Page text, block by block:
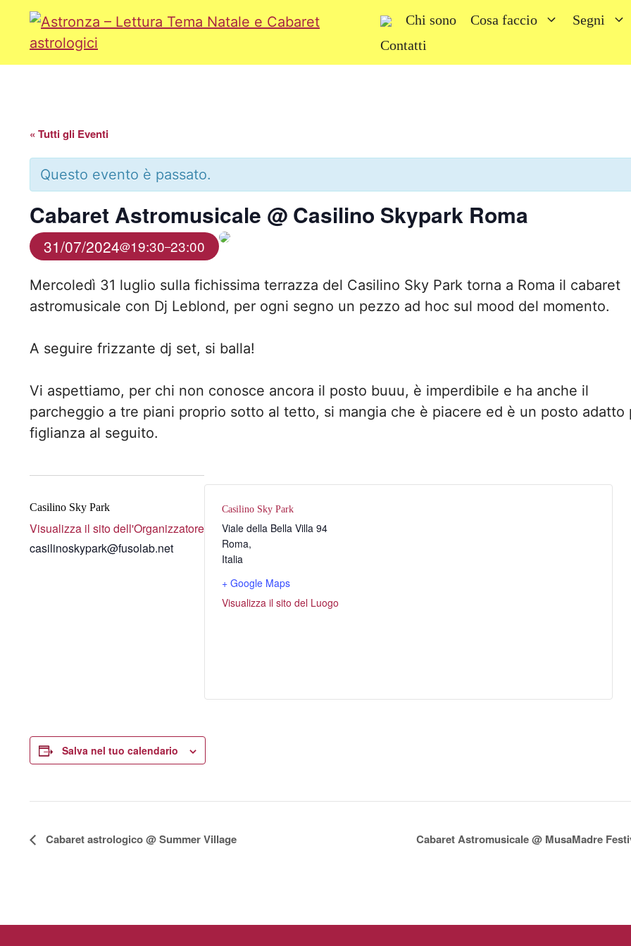
contenuto
Chi sono Cosa faccio
Segni
Contatti
« Tutti gli Eventi
Questo evento è passato.
Cabaret Astromusicale @ Casilino Skypark Roma
31/07/2024@19:30–23:00
Mercoledì 31 luglio sulla fichissima terrazza del Casilino Sky Park torna a Roma il cabaret
astromusicale con Dj Leblond, per ogni segno un pezzo ad hoc sul mood del momento.
A seguire frizzante dj set, si balla!
Vi aspettiamo, per chi non conosce ancora il posto buuu, è imperdibile e ha anche il
parcheggio a tre piani proprio sotto al tetto, si mangia che è piacere ed è un posto adatto
figlianza al seguito.
Casilino Sky Park
Visualizza il sito dell'Organizzatore
casilinoskypark@fusolab.net
Casilino Sky Park
Viale della Bella Villa 94
Roma,
Italia
+ Google Maps
Visualizza il sito del Luogo
Salva nel tuo calendario
E
n
Cabaret astrologico @ Summer Village Cabaret Astromusicale @ MusaMadre